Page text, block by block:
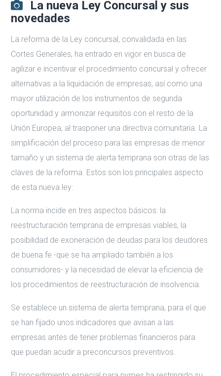
La nueva Ley Concursal y sus
novedades
La reforma de la Ley concursal, convalidada en las
Cortes Generales, ha entrado en vigor en busca de
agilizar e incentivar el procedimiento concursal y ofrecer
alternativas a la liquidación de empresas, así como una
mayor utilización de los instrumentos de segunda
oportunidad y armonizar requisitos con el resto de la
Unión Europea, al trasponer una directiva comunitaria. La
simplificación del proceso para las empresas de menor
tamaño y un sistema de alerta temprana son otras de las
claves de la reforma. Estos son los principales aspecto
de esta nueva ley:
La norma incide en tres aspectos básicos: la
reestructuración temprana de empresas viables, la
posibilidad de exoneración de deudas para los deudores
de buena fe -que se ha ampliado también a los
consumidores- y la necesidad de elevar la eficiencia de
los procedimientos de reestructuración de insolvencia.
Se establece un sistema de alerta temprana, para el que
se han fijado unos indicadores que avisan a las
empresas antes de tener problemas financieros para
que puedan acudir a preconcursos preventivos.